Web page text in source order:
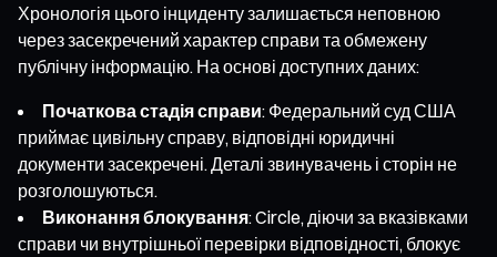
Хронологія цього інциденту залишається неповною
через засекречений характер справи та обмежену
публічну інформацію. На основі доступних даних:
Початкова стадія справи: Федеральний суд США
приймає цивільну справу, відповідні юридичні
документи засекречені. Деталі звинувачень і сторін не
розголошуються.
Виконання блокування: Circle, діючи за вказівками
справи чи внутрішньої перевірки відповідності, блокує